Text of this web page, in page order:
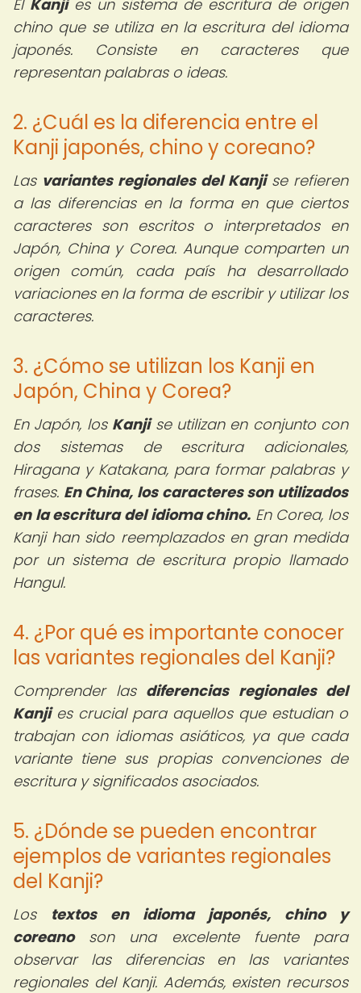
El Kanjies un sistema de escritura de origen
chino que se utiliza en la escritura del idioma
japonés. Consiste en caracteres que
representan palabras o ideas.
2. ¿Cuál es la diferencia entre el
Kanji japonés, chino y coreano?
Las variantes regionales del Kanjise refieren
a las diferencias en la forma en que ciertos
caracteres son escritos o interpretados en
Japón, China y Corea. Aunque comparten un
origen común, cada país ha desarrollado
variaciones en la forma de escribir y utilizar los
caracteres.
3. ¿Cómo se utilizan los Kanji en
Japón, China y Corea?
En Japón, los Kanjise utilizan en conjunto con
dos sistemas de escritura adicionales,
Hiragana y Katakana, para formar palabras y
frases. En China, los caracteres son utilizados
en la escritura del idioma chino. En Corea, los
Kanji han sido reemplazados en gran medida
por un sistema de escritura propio llamado
Hangul.
4. ¿Por qué es importante conocer
las variantes regionales del Kanji?
Comprender las diferencias regionales del
Kanjies crucial para aquellos que estudian o
trabajan con idiomas asiáticos, ya que cada
variante tiene sus propias convenciones de
escritura y significados asociados.
5. ¿Dónde se pueden encontrar
ejemplos de variantes regionales
del Kanji?
Los textos en idioma japonés, chino y
coreanoson una excelente fuente para
observar las diferencias en las variantes
regionales del Kanji. Además, existen recursos